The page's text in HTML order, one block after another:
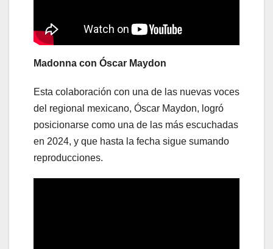
Madonna con Óscar Maydon
Esta colaboración con una de las nuevas voces
del regional mexicano, Óscar Maydon, logró
posicionarse como una de las más escuchadas
en 2024, y que hasta la fecha sigue sumando
reproducciones.